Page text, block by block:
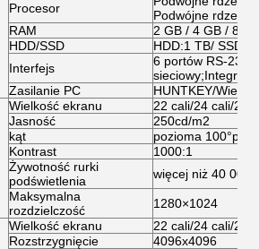
Procesor
Podwójne rdzeń
RAM
2 GB / 4 GB / 8
HDD/SSD
HDD:1 TB/ SSD
Interfejs
6 portów RS-
Zasilanie PC
HUNTKEY/Wielki
Wielkość ekranu
22 cali/24 cali/27
Jasność
250cd/m2
kąt
pozioma
Kontrast
1000:1
Żywotność rurki
podświetlenia
więcej niż 40 000
Maksymalna
rozdzielczość
1280×1024
Wielkość ekranu
22 cali/24 cali/27
Rozstrzygnięcie
4096x4096